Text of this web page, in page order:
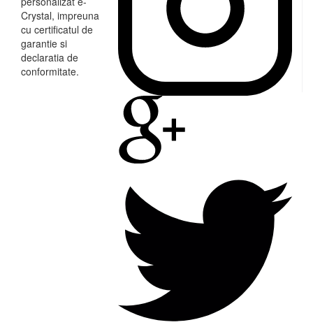
Crystal, impreuna
cu certificatul de
garantie si
declaratia de
conformitate.